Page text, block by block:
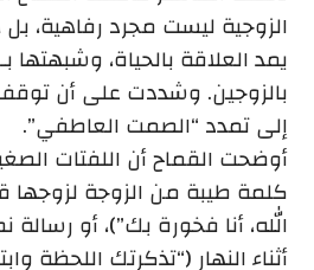
الزوجية ليست مجرد رفاهية،
يمد العلاقة بالحياة، وشبهتها
بالزوجين. وشددت على أن
إلى تمدد “الصمت العاطفي”.
أوضحت القماح أن اللفتات
كلمة طيبة من الزوجة
الله، أنا فخورة بك”)، أو
أثناء النهار (“تذكرتك اللحظة